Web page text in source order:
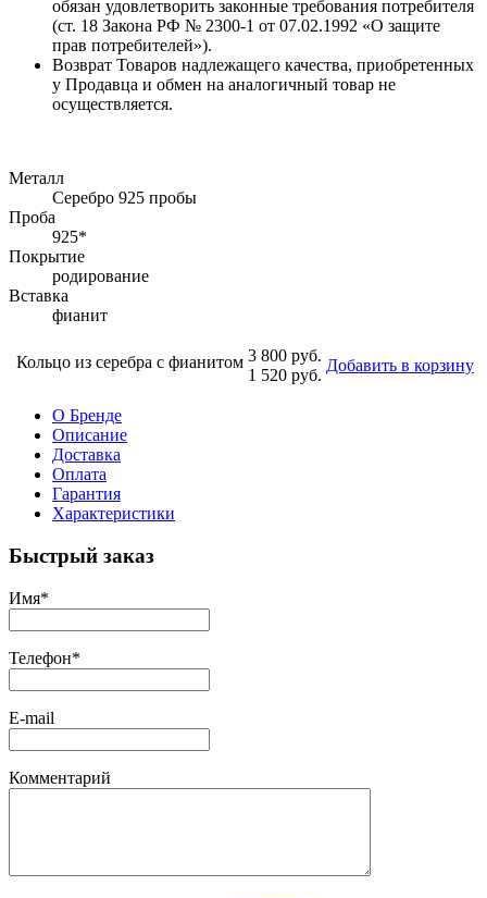
обязан удовлетворить законные требования потребителя
(ст. 18 Закона РФ № 2300-1 от 07.02.1992 «О защите
прав потребителей»).
Возврат Товаров надлежащего качества, приобретенных
у Продавца и обмен на аналогичный товар не
осуществляется.
Металл
Серебро 925 пробы
Проба
925*
Покрытие
родирование
Вставка
фианит
Кольцо из серебра с фианитом 3 800 руб.
1 520 руб.
Добавить в корзину
О Бренде
Описание
Доставка
Оплата
Гарантия
Характеристики
Быстрый заказ
Имя*
Телефон*
E-mail
Комментарий